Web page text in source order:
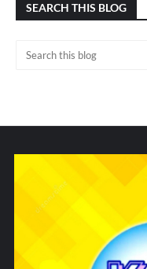
SEARCH THIS BLOG